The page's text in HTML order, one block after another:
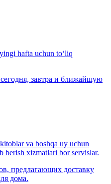
hafta uchun to‘liq
завтра и ближайшую
va boshqa uy uchun
berish xizmatlari bor servislar.
предлагающих доставку
дома.